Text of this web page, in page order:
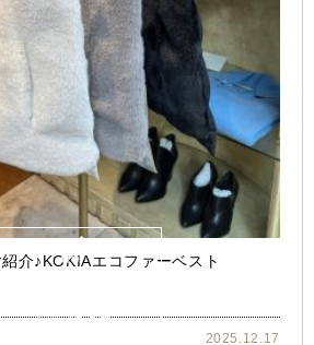
介♪KOKIAエコファーベスト
2025.12.17